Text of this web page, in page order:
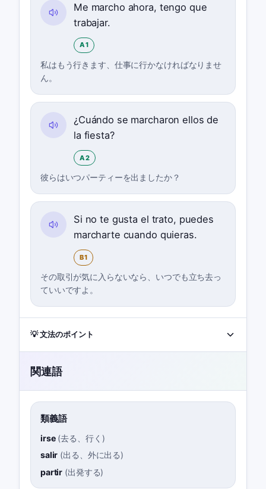
Me marcho ahora, tengo que
trabajar.
A1
私はもう行きます、仕事に行かなければなりませ
ん。
¿Cuándo se marcharon ellos de
la fiesta?
A2
彼らはいつパーティーを出ましたか？
Si no te gusta el trato, puedes
marcharte cuando quieras.
B1
その取引が気に入らないなら、いつでも立ち去っ
ていいですよ。
💡 文法のポイント
関連語
類義語
irse(去る、行く )
salir (出る、外に出る)
partir (出発する)